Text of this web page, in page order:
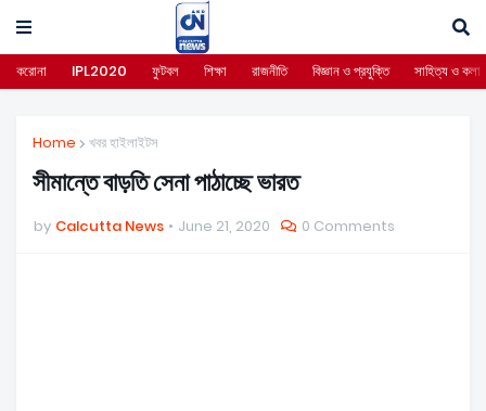
করোনা IPL2020 ফুটবল শিক্ষা রাজনীতি বিজ্ঞান ও প্রযুক্তি সাহিত্য ও কলা
Home খবর হাইলাইটস
সীমান্তে বাড়তি সেনা পাঠাচ্ছে ভারত
by Calcutta News June 21, 2020 0 Comments